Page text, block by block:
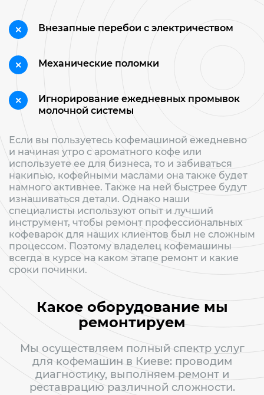
Внезапные перебои с электричеством
Механические поломки
Игнорирование ежедневных промывок
молочной системы
Если вы пользуетесь кофемашиной ежедневно
и начиная утро с ароматного кофе или
используете ее для бизнеса, то и забиваться
накипью, кофейными маслами она также будет
намного активнее. Также на ней быстрее будут
изнашиваться детали. Однако наши
специалисты используют опыт и лучший
инструмент, чтобы ремонт профессиональных
кофеварок для наших клиентов был не сложным
процессом. Поэтому владелец кофемашины
всегда в курсе на каком этапе ремонт и какие
сроки починки.
Какое оборудование мы
ремонтируем
Мы осуществляем полный спектр услуг
для кофемашин в Киеве: проводим
диагностику, выполняем ремонт и
реставрацию различной сложности.